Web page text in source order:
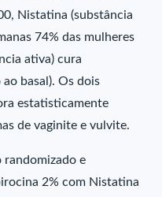
Nistatina (substância
74% das mulheres
ativa) cura
basal). Os dois
estatisticamente
de vaginite e vulvite.
e
2% com Nistatina